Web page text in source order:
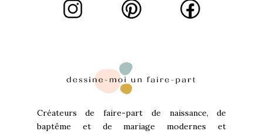
Créateurs de faire-part de naissance, de
baptême et de mariage modernes et